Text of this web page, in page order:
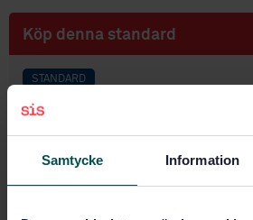
Samtycke Information
Köp denna standard
STANDARD
SVENSK STANDARD